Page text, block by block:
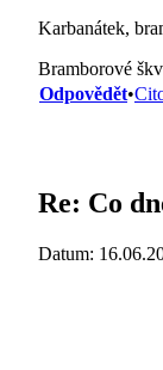
Karbanátek,
Bramborové
Odpovědět•
Re: Co
Datum: